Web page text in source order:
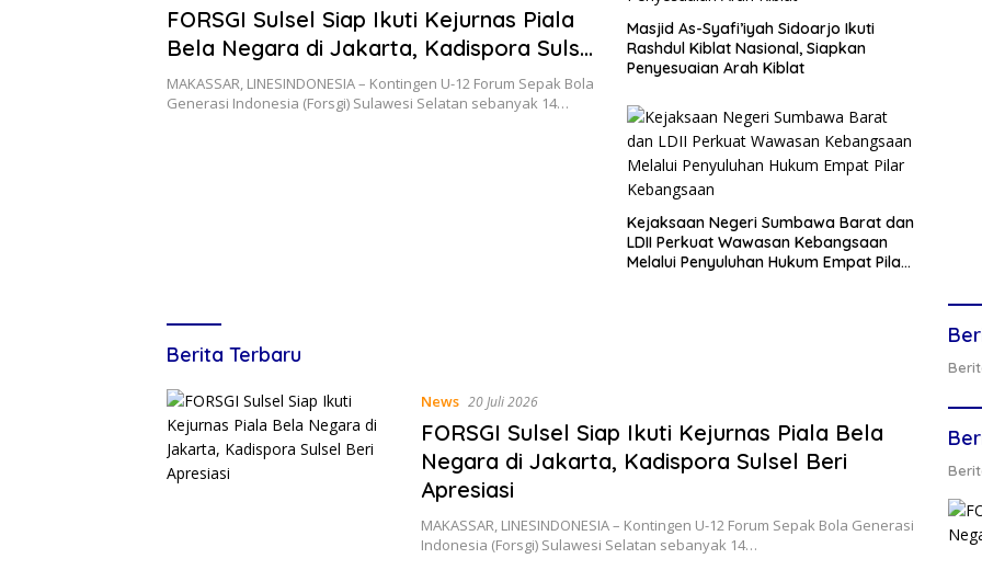
FORSGI Sulsel Siap Ikuti Kejurnas Piala
Bela Negara di Jakarta, Kadispora Sulsel
Beri Apresiasi
MAKASSAR, LINESINDONESIA – Kontingen U-12 Forum Sepak Bola
Generasi Indonesia (Forsgi) Sulawesi Selatan sebanyak 14…
Masjid As-Syafi’iyah Sidoarjo Ikuti
Rashdul Kiblat Nasional, Siapkan
Penyesuaian Arah Kiblat
Kejaksaan Negeri Sumbawa Barat dan
LDII Perkuat Wawasan Kebangsaan
Melalui Penyuluhan Hukum Empat Pilar
Lines
Berita Terbaru
News 20 Juli 2026
FORSGI Sulsel Siap Ikuti Kejurnas Piala Bela
Negara di Jakarta, Kadispora Sulsel Beri
Apresiasi
MAKASSAR, LINESINDONESIA – Kontingen U-12 Forum Sepak Bola Generasi
Indonesia (Forsgi) Sulawesi Selatan sebanyak 14…